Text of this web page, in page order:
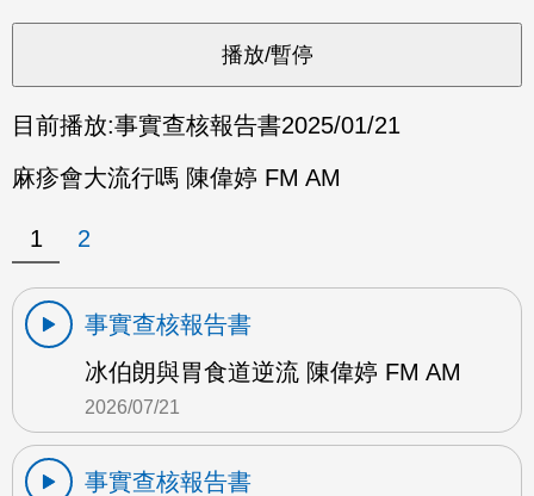
目前播放:事實查核報告書2025/01/21
麻疹會大流行嗎 陳偉婷 FM AM
1 2
事實查核報告書
冰伯朗與胃食道逆流 陳偉婷 FM AM
2026/07/21
事實查核報告書